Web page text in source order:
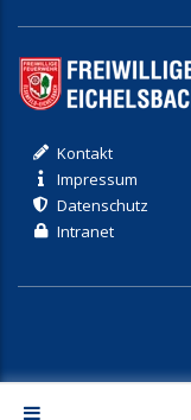
Kontakt
Impressum
Datenschutz
Intranet
© 2017-